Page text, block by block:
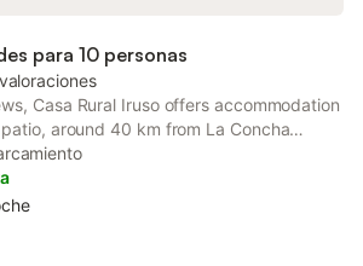
para 10 personas
Casa Rural Iruso offers accommodation
around 40 km from La Concha
offers access to a balcony, free
WiFi.